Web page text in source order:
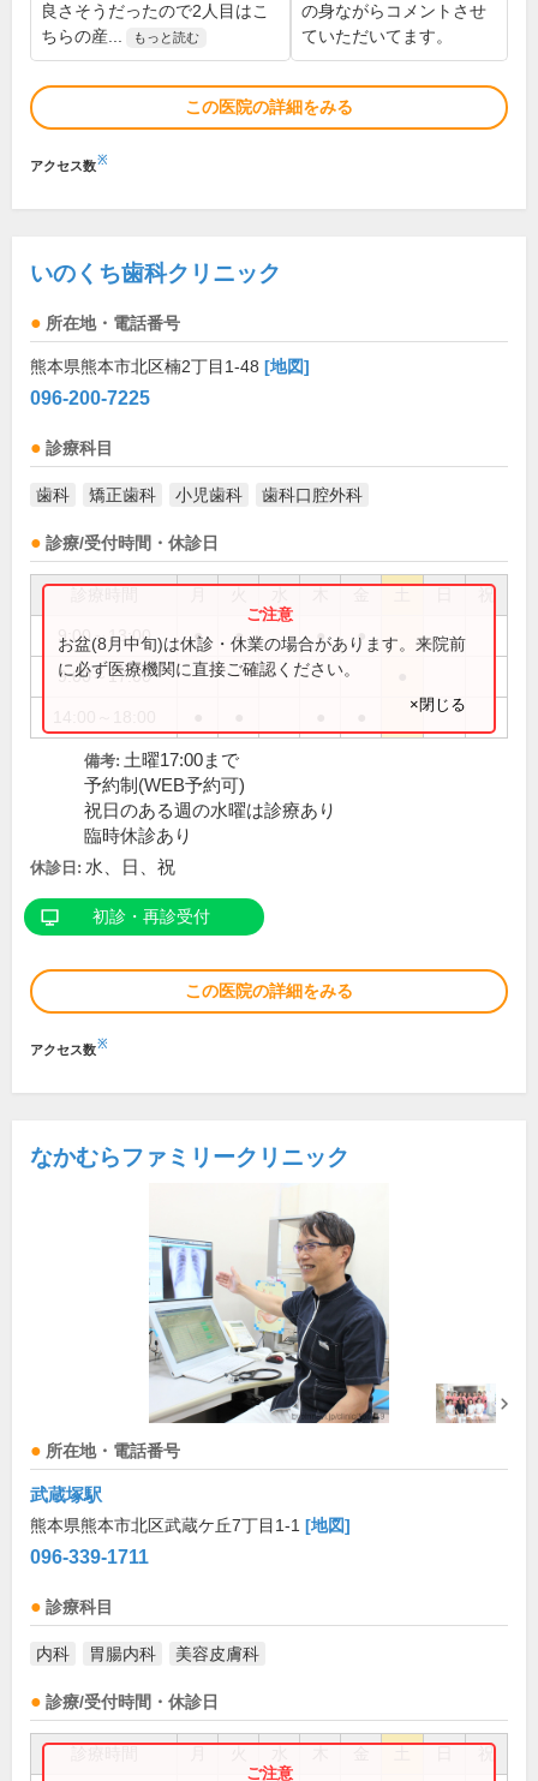
良さそうだったので2人目はこ
ちらの産...
もっと読む
の身ながらコメントさせ
ていただいてます。
この医院の詳細をみる
アクセス数※
いのくち歯科クリニック
所在地・電話番号
熊本県熊本市北区楠2丁目1-48 [地図]
096-200-7225
診療科目
歯科 矯正歯科 小児歯科 歯科口腔外科
診療/受付時間・休診日
祝
9:00～13:00 ● ● ● ●
9:00～17:00
お盆(8月中旬)は休診・休業の場合があります。来院前
に必ず医療機関に直接ご確認ください。
×閉じる
備考: 土曜17:00まで
予約制(WEB予約可)
祝日のある週の水曜は診療あり
臨時休診あり
休診日: 水、日、祝
初診・再診受付
この医院の詳細をみる
アクセス数※
なかむらファミリークリニック
所在地・電話番号
武蔵塚駅
熊本県熊本市北区武蔵ケ丘7丁目1-1 [地図]
096-339-1711
診療科目
内科 胃腸内科 美容皮膚科
診療/受付時間・休診日
祝